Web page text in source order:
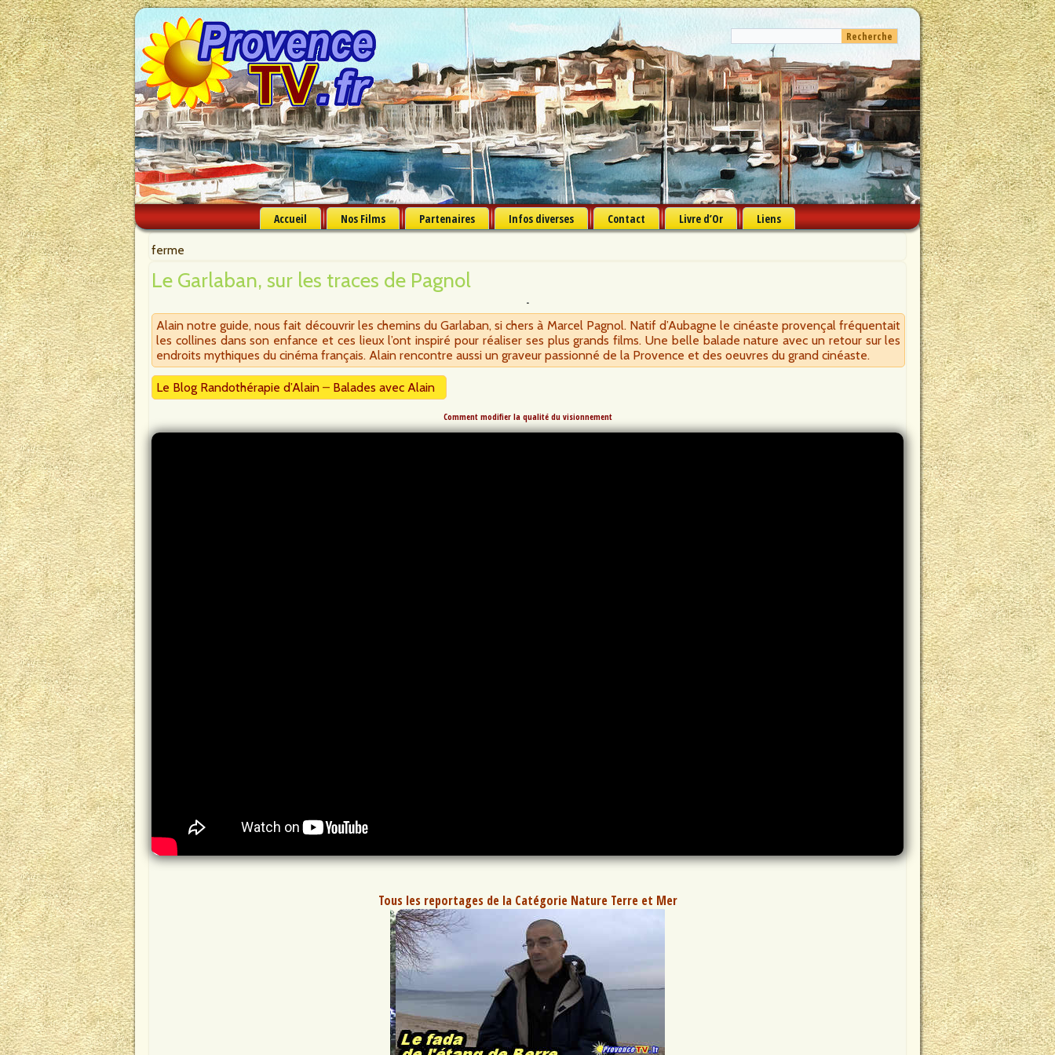
Accueil Nos Films Partenaires Infos diverses Contact Livre d’Or Liens
ferme
Le Garlaban, sur les traces de Pagnol
Alain notre guide, nous fait découvrir les chemins du Garlaban, si chers à Marcel Pagnol. Natif d’Aubagne le cinéaste provençal fréquentait
les collines dans son enfance et ces lieux l’ont inspiré pour réaliser ses plus grands films. Une belle balade nature avec un retour sur les
endroits mythiques du cinéma français. Alain rencontre aussi un graveur passionné de la Provence et des oeuvres du grand cinéaste.
Le Blog Randothérapie d’Alain – Balades avec Alain
Comment modifier la qualité du visionnement
Tous les reportages de la Catégorie Nature Terre et Mer